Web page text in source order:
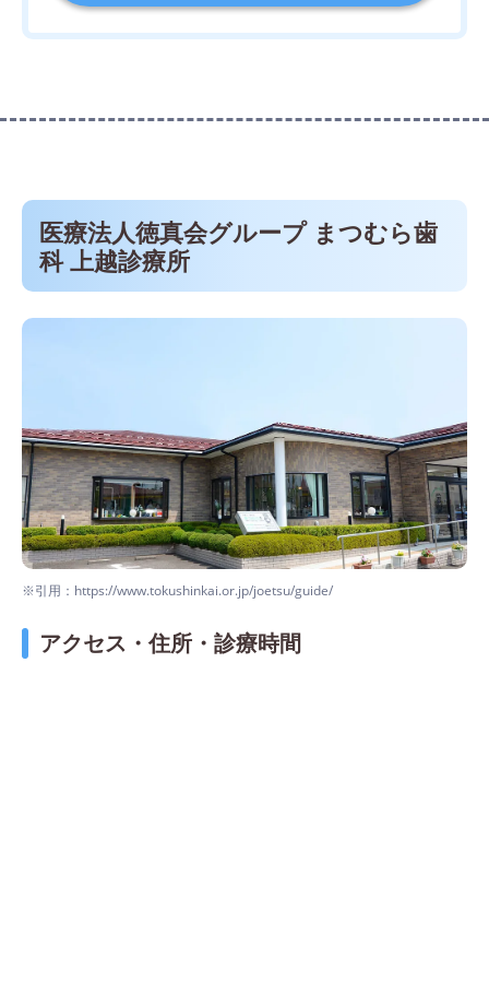
医療法人徳真会グループ まつむら歯
科 上越診療所
※引用：https://www.tokushinkai.or.jp/joetsu/guide/
アクセス・住所・診療時間